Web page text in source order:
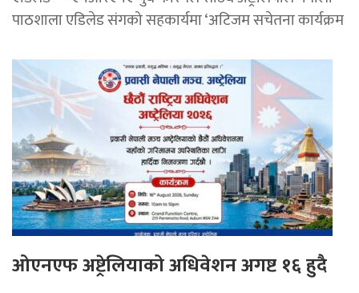
पाठशाला एडिलेड संगको सहकार्यमा ‘अटिजम सचेतना कार्यक्रम
ओएनएफ अष्ट्रेलियाको अधिवेशन अगष्ट १६ हुदै